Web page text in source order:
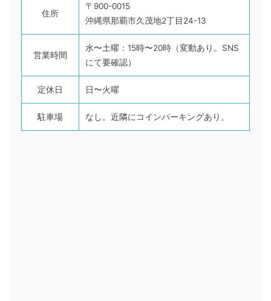
住所
〒900-0015
沖縄県那覇市久茂地2丁目24-13
営業時間
水〜土曜：15時〜20時（変動あり。SNS
にて要確認）
定休日 日〜火曜
駐車場 なし。近隣にコインパーキングあり。